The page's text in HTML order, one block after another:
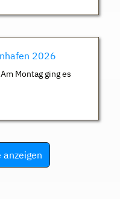
2026
Montag ging es